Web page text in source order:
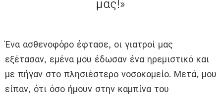
μας!»
Ένα ασθενοφόρο έφτασε, οι γιατροί μας
εξέτασαν, εμένα μου έδωσαν ένα ηρεμιστικό και
με πήγαν στο πλησιέστερο νοσοκομείο. Μετά, μου
είπαν, ότι όσο ήμουν στην καμπίνα του